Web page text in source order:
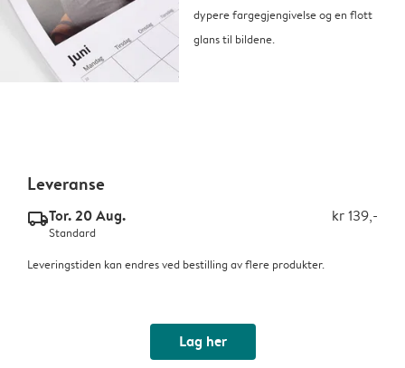
dypere fargegjengivelse og en flott
glans til bildene.
Leveranse
delivery_standard_v2Tor. 20 Aug. kr 139,-
Standard
Leveringstiden kan endres ved bestilling av flere produkter.
Lag her